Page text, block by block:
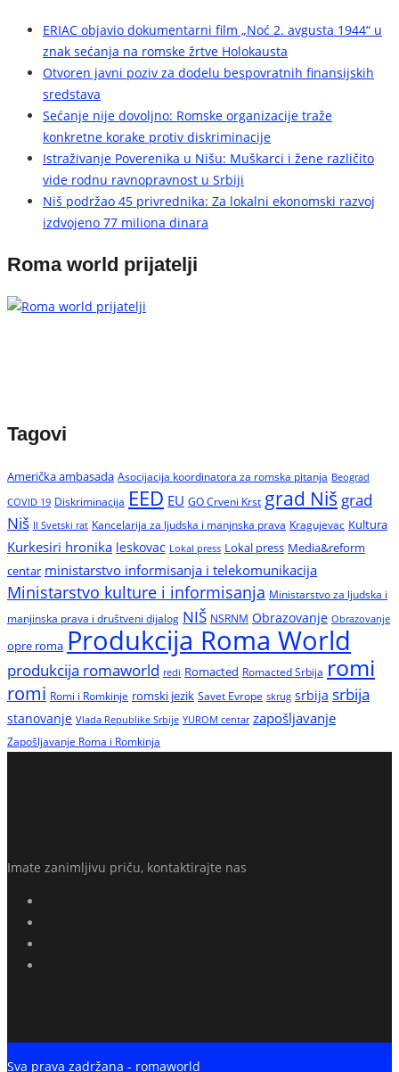
ERIAC objavio dokumentarni film „Noć 2. avgusta 1944“ u
znak sećanja na romske žrtve Holokausta
Otvoren javni poziv za dodelu bespovratnih finansijskih
sredstava
Sećanje nije dovoljno: Romske organizacije traže
konkretne korake protiv diskriminacije
Istraživanje Poverenika u Nišu: Muškarci i žene različito
vide rodnu ravnopravnost u Srbiji
Niš podržao 45 privrednika: Za lokalni ekonomski razvoj
izdvojeno 77 miliona dinara
Roma world prijatelji
Tagovi
Američka ambasada Asocijacija koordinatora za romska pitanja Beograd
COVID 19 Diskriminacija EED EU GO Crveni Krst grad Niš grad
Niš II Svetski rat Kancelarija za ljudska i manjnska prava Kragujevac Kultura
Kurkesiri hronika leskovac Lokal press Lokal press Media&reform
centar ministarstvo informisanja i telekomunikacija
Ministarstvo kulture i informisanja Ministarstvo za ljudska i
manjinska prava i društveni dijalog NIŠ NSRNM Obrazovanje Obrazovanje
opre roma Produkcija Roma World
produkcija romaworld redi Romacted Romacted Srbija romi
romi Romi i Romkinje romski jezik Savet Evrope skrug srbija srbija
stanovanje Vlada Republike Srbije YUROM centar zapošljavanje
Zapošljavanje Roma i Romkinja
Imate zanimljivu priču, kontaktirajte nas
Sva prava zadržana - romaworld